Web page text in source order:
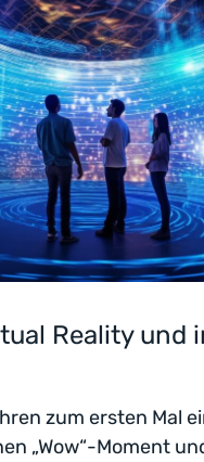
Reality und
zum ersten Mal
„Wow“-Moment